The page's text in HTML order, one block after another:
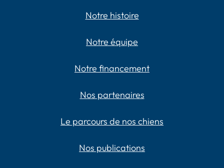
Notre histoire
Notre équipe
Notre financement
Nos partenaires
Le parcours de nos chiens
Nos publications